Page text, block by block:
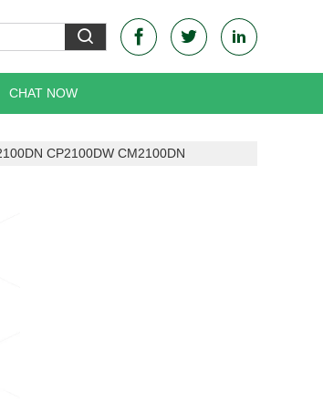
CHAT NOW
CP2100DW CM2100DN